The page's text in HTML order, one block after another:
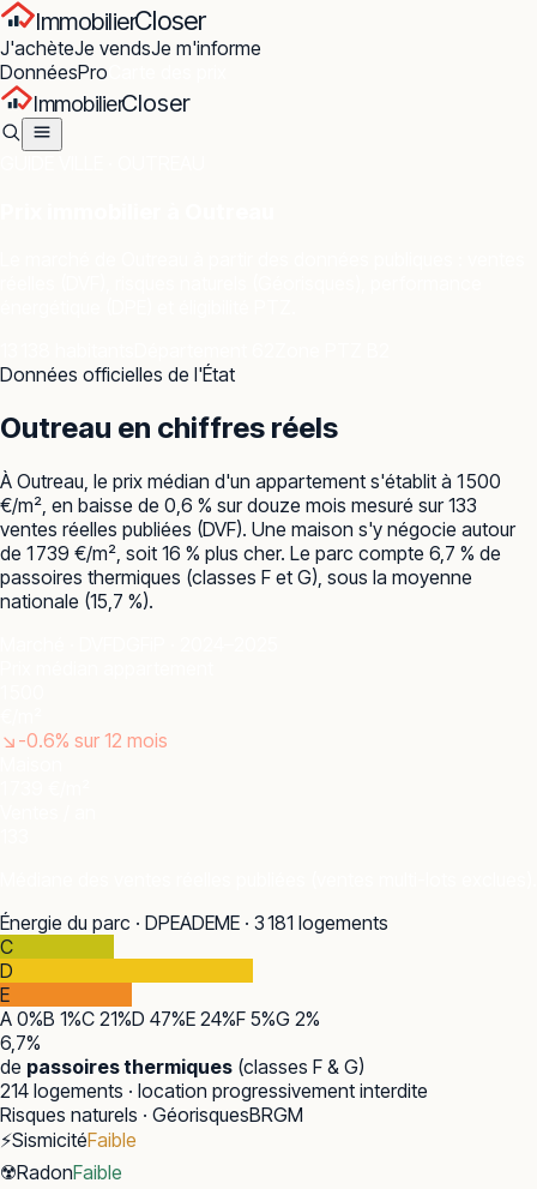
ImmobilierCloser
J'achèteJe vendsJe m'informe
DonnéesPro
ImmobilierCloser
Données officielles de l'État
Outreau en chiffres réels
À Outreau, le prix médian d'un appartement s'établit à 1 500
€/m², en baisse de 0,6 % sur douze mois mesuré sur 133
ventes réelles publiées (DVF). Une maison s'y négocie autour
de 1 739 €/m², soit 16 % plus cher. Le parc compte 6,7 % de
passoires thermiques (classes F et G), sous la moyenne
nationale (15,7 %).
↘ -0.6% sur 12 mois
Énergie du parc · DPEADEME · 3 181 logements
C
D
E
A 0%B 1%C 21%D 47%E 24%F 5%G 2%
6,7%
de passoires thermiques (classes F & G)
214 logements · location progressivement interdite
Risques naturels · GéorisquesBRGM
⚡SismicitéFaible
☢️RadonFaible